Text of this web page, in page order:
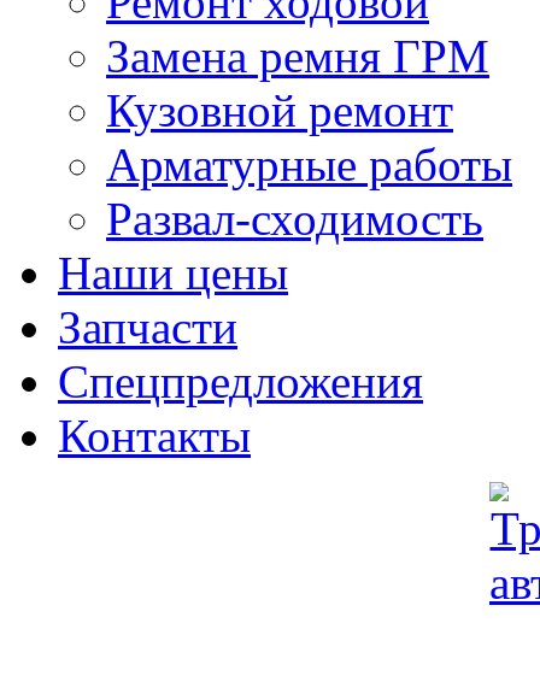
Замена ремня ГРМ
Кузовной ремонт
Арматурные работы
Развал-сходимость
Наши цены
Запчасти
Спецпредложения
Контакты